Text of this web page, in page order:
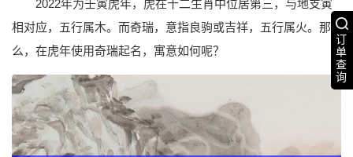
订
单
查
询
2022年为壬寅虎年，虎在十二生肖中位居第三，与地支寅
相对应，五行属木。而奇瑞，意指良驹或吉祥，五行属火。那
么，在虎年使用奇瑞起名，寓意如何呢？